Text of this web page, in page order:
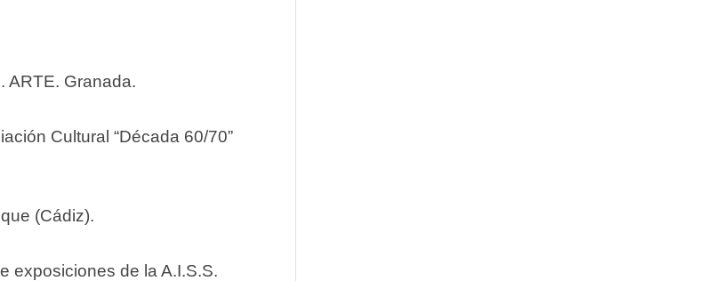
ARTE. Granada.
Cultural “Década 60/70”
(Cádiz).
exposiciones de la A.I.S.S.